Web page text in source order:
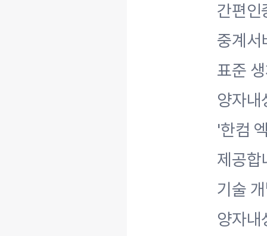
간편인
중계서
표준
양자내
'한컴
제공합
기술
양자내